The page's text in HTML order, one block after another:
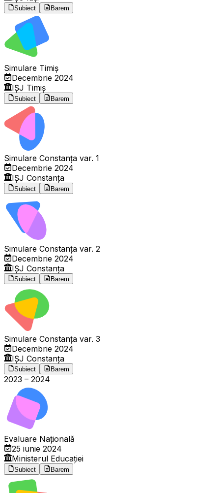
Subiect Barem
Simulare Timiș
Decembrie 2024
IȘJ Timiș
Subiect Barem
Simulare Constanța var. 1
Decembrie 2024
IȘJ Constanța
Subiect Barem
Simulare Constanța var. 2
Decembrie 2024
IȘJ Constanța
Subiect Barem
Simulare Constanța var. 3
Decembrie 2024
IȘJ Constanța
Subiect Barem
2023 – 2024
Evaluare Națională
25 iunie 2024
Ministerul Educației
Subiect Barem